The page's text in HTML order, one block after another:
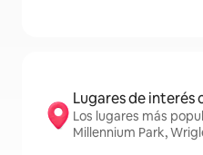
Lugares de interés
Los lugares más
Millennium Park,